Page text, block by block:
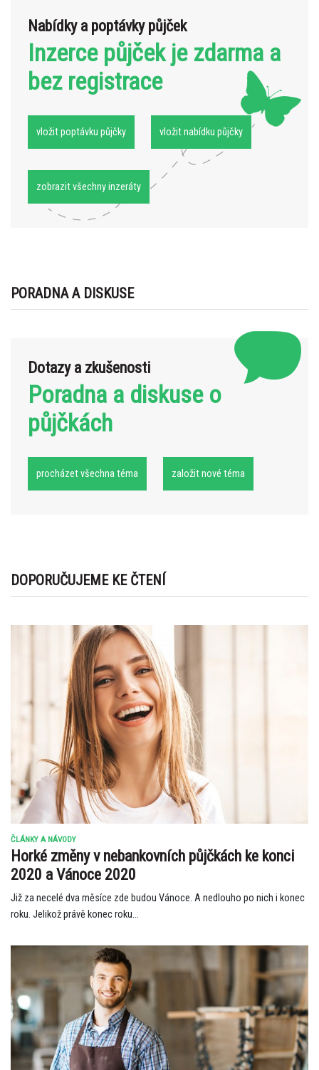
Nabídky a poptávky půjček
Inzerce půjček je zdarma a
bez registrace
vložit poptávku půjčky vložit nabídku půjčky
zobrazit všechny inzeráty
PORADNA A DISKUSE
Dotazy a zkušenosti
Poradna a diskuse o
půjčkách
procházet všechna téma založit nové téma
DOPORUČUJEME KE ČTENÍ
ČLÁNKY A NÁVODY
Horké změny v nebankovních půjčkách ke konci
2020 a Vánoce 2020
Již za necelé dva měsíce zde budou Vánoce. A nedlouho po nich i konec
roku. Jelikož právě konec roku...